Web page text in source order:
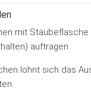
mit Stäubeflasche
auftragen.
lohnt sich das